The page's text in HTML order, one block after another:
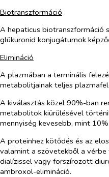
Biotranszformáció
A hepaticus biotranszformáció
glükuronid konjugátumok
Elimináció
A plazmában a terminális
metabolitjainak teljes
A kiválasztás közel 90%-ban
metabolitok kiürülésével
mennyiség kevesebb, mint
A proteinhez kötődés és az
valamint a szövetekből a
dialízissel vagy forszírozott
ambroxol-elimináció.